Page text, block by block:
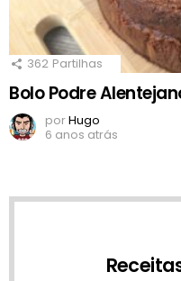
362 Partilhas
Bolo Podre
porHugo
6 anos atrás